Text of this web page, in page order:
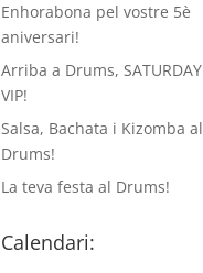
Enhorabona pel vostre 5è
aniversari!
Arriba a Drums, SATURDAY
VIP!
Salsa, Bachata i Kizomba al
Drums!
La teva festa al Drums!
Calendari: